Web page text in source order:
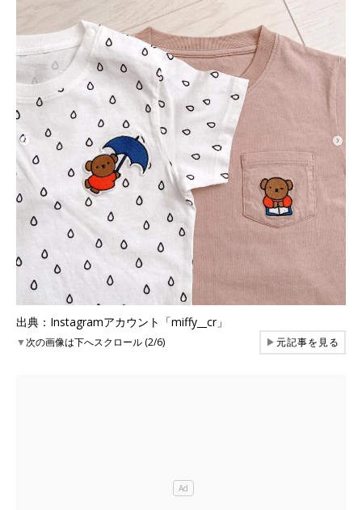
出典：Instagramアカウント「miffy__cr」
▼次の画像は下へスクロール (2/6) ▶元記事を見る